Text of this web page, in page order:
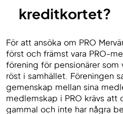
kreditkortet?
För att ansöka om PRO
först och främst vara PRO-
förening för pensionärer som
röst i samhället. Föreningen
gemenskap mellan sina
medlemskap i PRO krävs att
gammal och inte har några